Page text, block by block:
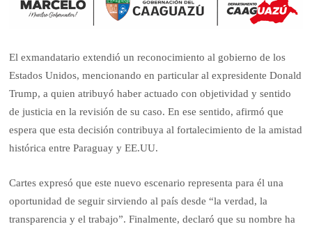
El exmandatario extendió un reconocimiento al gobierno de los
Estados Unidos, mencionando en particular al expresidente Donald
Trump, a quien atribuyó haber actuado con objetividad y sentido
de justicia en la revisión de su caso. En ese sentido, afirmó que
espera que esta decisión contribuya al fortalecimiento de la amistad
histórica entre Paraguay y EE.UU.
Cartes expresó que este nuevo escenario representa para él una
oportunidad de seguir sirviendo al país desde “la verdad, la
transparencia y el trabajo”. Finalmente, declaró que su nombre ha